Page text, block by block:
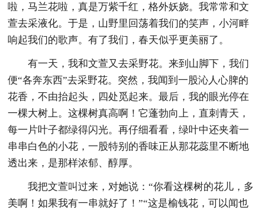
啦，马兰花啦，真是万紫千红，格外妖娆。我常常和文
萱去采液化。于是，山野里回荡着我们的笑声，小河畔
响起我们的歌声。有了我们，春天似乎更美丽了。
有一天，我和文萱又去采野花。来到山脚下，我们
便“各奔东西”去采野花。突然，我闻到一股沁人心脾的
花香，不由抬起头，四处觅起来。最后，我的眼光停在
一棵大树上。这棵树真高啊！它蓬勃向上，直刺青天，
每一片叶子都绿得闪光。再仔细看看，绿叶中还夹着一
串串白色的小花，一股特别的香味正从那花蕊里不断地
透出来，是那样浓郁、醇厚。
我把文萱叫过来，对她说：“你看这棵树的花儿，多
美啊！如果我有一串就好了！”“这是榆钱花，可以闻也